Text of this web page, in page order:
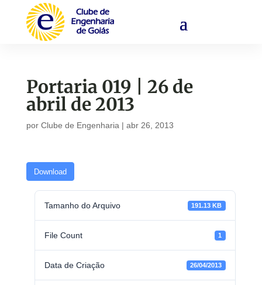
Portaria 019 | 26 de
abril de 2013
por Clube de Engenharia| abr 26, 2013
Download
Tamanho do Arquivo 191.13 KB
File Count 1
Data de Criação 26/04/2013